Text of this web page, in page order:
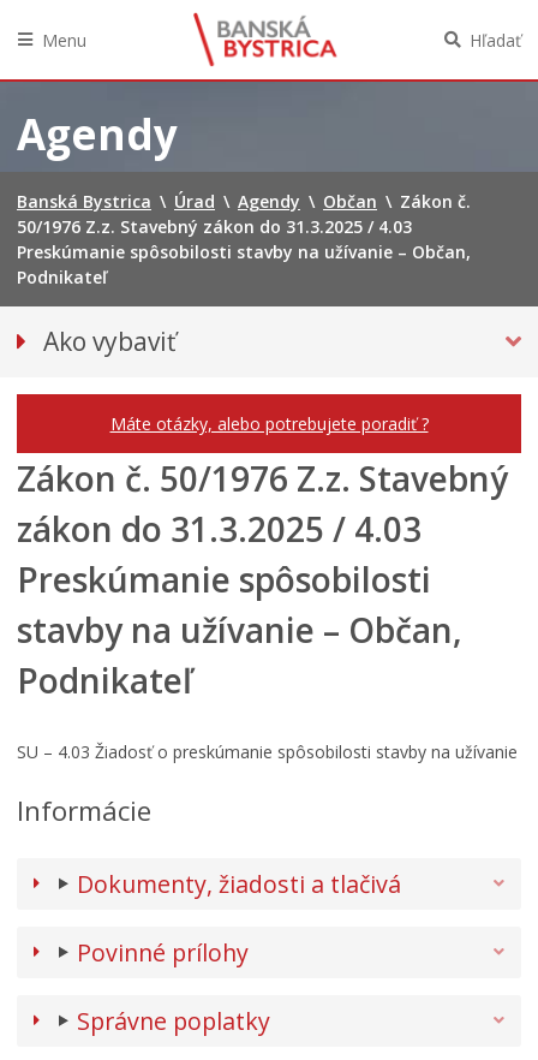
obsah
Menu Hľadať
Agendy
Banská Bystrica \ Úrad \ Agendy \ Občan \ Zákon č.
50/1976 Z.z. Stavebný zákon do 31.3.2025 / 4.03
Preskúmanie spôsobilosti stavby na užívanie – Občan,
Podnikateľ
Ako vybaviť
Máte otázky, alebo potrebujete poradiť ?
Zákon č. 50/1976 Z.z. Stavebný
zákon do 31.3.2025 / 4.03
Preskúmanie spôsobilosti
stavby na užívanie – Občan,
Podnikateľ
SU – 4.03 Žiadosť o preskúmanie spôsobilosti stavby na užívanie
Informácie
Dokumenty, žiadosti a tlačivá
Povinné prílohy
Správne poplatky